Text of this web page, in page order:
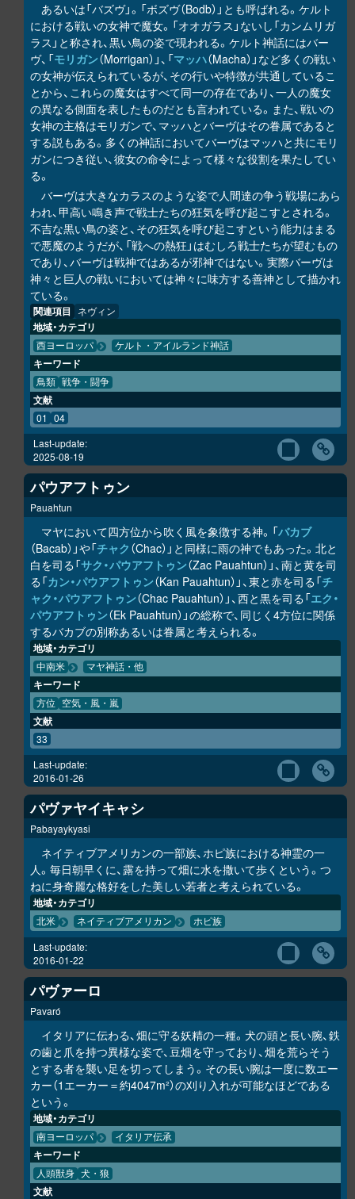
あるいは「バズヴ」。「ボズヴ（Bodb）」とも呼ばれる。ケルト
における戦いの女神で魔女。「オオガラス」ないし「カンムリガ
ラス」と称され、黒い鳥の姿で現われる。ケルト神話にはバー
ヴ、「モリガン（Morrigan）」、「マッハ（Macha）」など多くの戦い
の女神が伝えられているが、その行いや特徴が共通しているこ
とから、これらの魔女はすべて同一の存在であり、一人の魔女
の異なる側面を表したものだとも言われている。また、戦いの
女神の主格はモリガンで、マッハとバーヴはその眷属であると
する説もある。多くの神話においてバーヴはマッハと共にモリ
ガンにつき従い、彼女の命令によって様々な役割を果たしてい
る。
バーヴは大きなカラスのような姿で人間達の争う戦場にあら
われ、甲高い鳴き声で戦士たちの狂気を呼び起こすとされる。
不吉な黒い鳥の姿と、その狂気を呼び起こすという能力はまる
で悪魔のようだが、「戦への熱狂」はむしろ戦士たちが望むもの
であり、バーヴは戦神ではあるが邪神ではない。実際バーヴは
神々と巨人の戦いにおいては神々に味方する善神として描かれ
ている。
関連項目 ネヴィン
地域・カテゴリ
西ヨーロッパ ケルト・アイルランド神話
キーワード
鳥類 戦争・闘争
文献
01 04
Last-update:
2025-08-19
パウアフトゥン
Pauahtun
マヤにおいて四方位から吹く風を象徴する神。「バカブ
（Bacab）」や「チャク （Chac）」と同様に雨の神でもあった。北と
白を司る「サク・パウアフトゥン（Zac Pauahtun）」、南と黄を司
る「カン・パウアフトゥン（Kan Pauahtun）」、東と赤を司る「チ
ャク・パウアフトゥン（Chac Pauahtun）」、西と黒を司る「エク・
パウアフトゥン（Ek Pauahtun）」の総称で、同じく4方位に関係
するバカブの別称あるいは眷属と考えられる。
地域・カテゴリ
中南米 マヤ神話・他
キーワード
方位 空気・風・嵐
文献
33
Last-update:
2016-01-26
パヴァヤイキャシ
Pabayaykyasi
ネイティブアメリカンの一部族、ホピ族における神霊の一
人。毎日朝早くに、露を持って畑に水を撒いて歩くという。つ
ねに身奇麗な格好をした美しい若者と考えられている。
地域・カテゴリ
北米 ネイティブアメリカン ホピ族
Last-update:
2016-01-22
パヴァーロ
Pavaró
イタリアに伝わる、畑に守る妖精の一種。犬の頭と長い腕、鉄
の歯と爪を持つ異様な姿で、豆畑を守っており、畑を荒らそう
とする者を襲い足を切ってしまう。その長い腕は一度に数エー
カー（1エーカー＝約4047m²）の刈り入れが可能なほどである
という。
地域・カテゴリ
南ヨーロッパ イタリア伝承
キーワード
人頭獣身 犬・狼
文献